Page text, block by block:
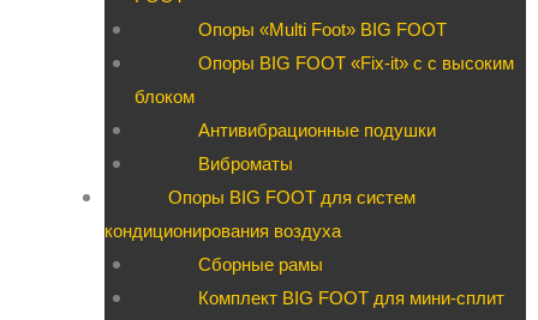
Опоры «Multi Foot» BIG FOOT
Опоры BIG FOOT «Fix-it» c с высоким
блоком
Антивибрационные подушки
Виброматы
Опоры BIG FOOT для систем
кондиционирования воздуха
Сборные рамы
Комплект BIG FOOT для мини-сплит